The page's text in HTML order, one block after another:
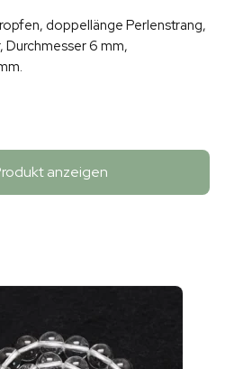
doppellänge Perlenstrang,
Durchmesser 6 mm,
anzeigen